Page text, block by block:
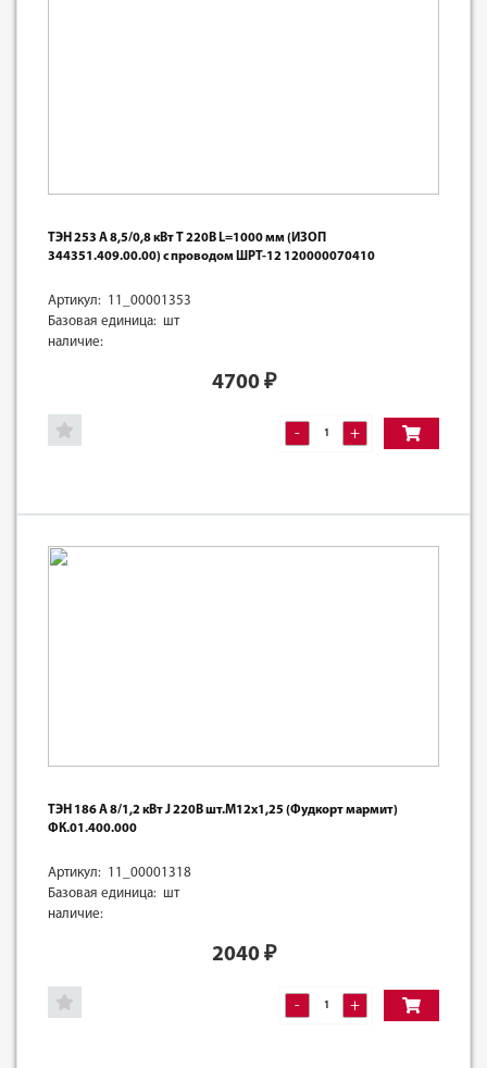
ТЭН 253 А 8,5/0,8 кВт Т 220В L=1000 мм (ИЗОП
344351.409.00.00) с проводом ШРТ-12 120000070410
Артикул: 11_00001353
Базовая единица: шт
наличие:
4700₽
- +
ТЭН 186 А 8/1,2 кВт J 220В шт.М12х1,25 (Фудкорт мармит)
ФК.01.400.000
Артикул: 11_00001318
Базовая единица: шт
наличие:
2040₽
- +